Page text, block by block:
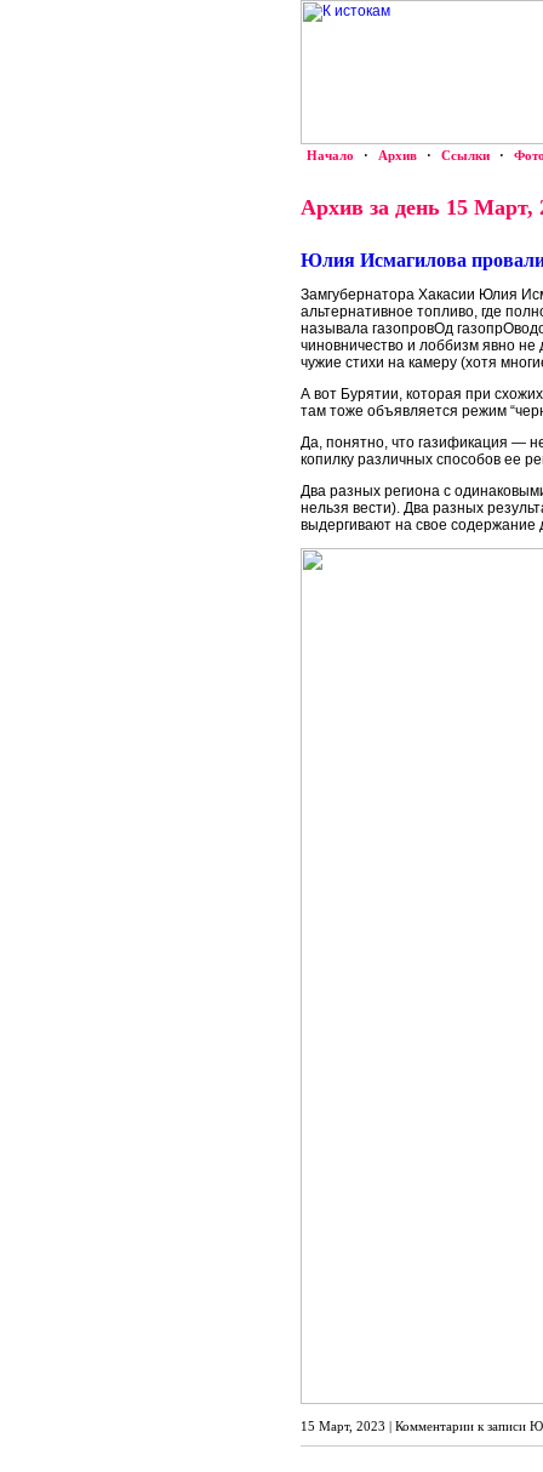
Начало · Архив · Ссылки ·
Архив за день 15 Март,
Юлия Исмагилова
Замгубернатора Хакасии Юлия
альтернативное топливо, где
называла газопровОд
чиновничество и лоббизм явно
чужие стихи на камеру (хотя
А вот Бурятии, которая при
там тоже объявляется режим
Да, понятно, что газификация —
копилку различных способов ее
Два разных региона с
нельзя вести). Два разных
выдергивают на свое содержание
15 Март, 2023 | Комментарии к записи